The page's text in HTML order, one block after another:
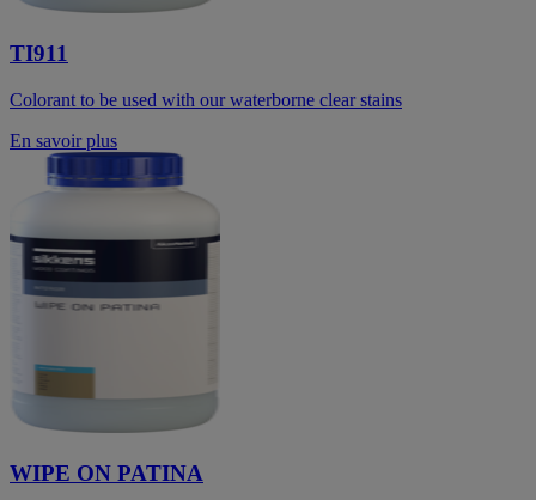
TI911
Colorant to be used with our waterborne clear stains
En savoir plus
WIPE ON PATINA